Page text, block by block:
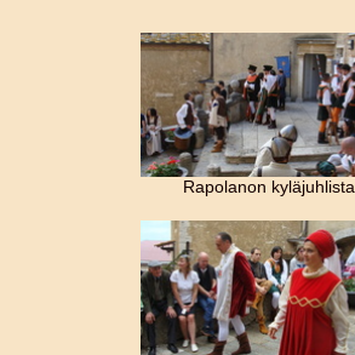
Rapolanon kyläjuhlista